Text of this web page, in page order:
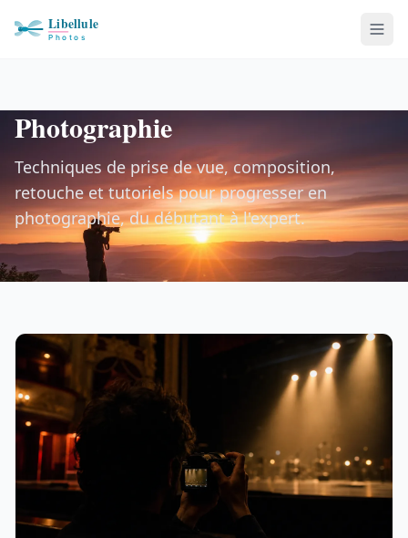
Photographie
Techniques de prise de vue, composition,
retouche et tutoriels pour progresser en
photographie, du débutant à l'expert.